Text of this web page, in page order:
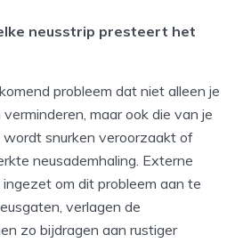
neusstrip presteert het
probleem dat niet alleen je
maar ook die van je
snurken veroorzaakt of
neusademhaling. Externe
om dit probleem aan te
verlagen de
zo bijdragen aan rustiger